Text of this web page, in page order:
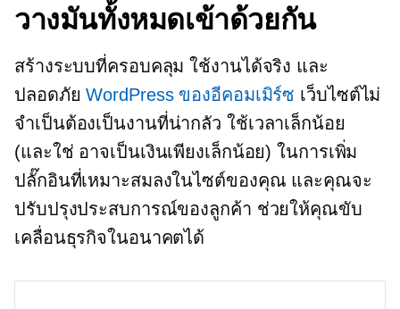
วางมันทั้งหมดเข้าด้วยกัน
สร้างระบบที่ครอบคลุม ใช้งานได้จริง และ
ปลอดภัยWordPress ของอีคอมเมิร์ซ เว็บไซต์ไม่
จำเป็นต้องเป็นงานที่น่ากลัว ใช้เวลาเล็กน้อย
(และใช่ อาจเป็นเงินเพียงเล็กน้อย) ในการเพิ่ม
ปลั๊กอินที่เหมาะสมลงในไซต์ของคุณ และคุณจะ
ปรับปรุงประสบการณ์ของลูกค้า ช่วยให้คุณขับ
เคลื่อนธุรกิจในอนาคตได้